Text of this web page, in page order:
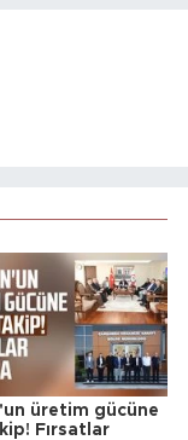
üretim gücüne
Fırsatlar